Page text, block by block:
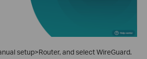
setup>Router, and select WireGuard.